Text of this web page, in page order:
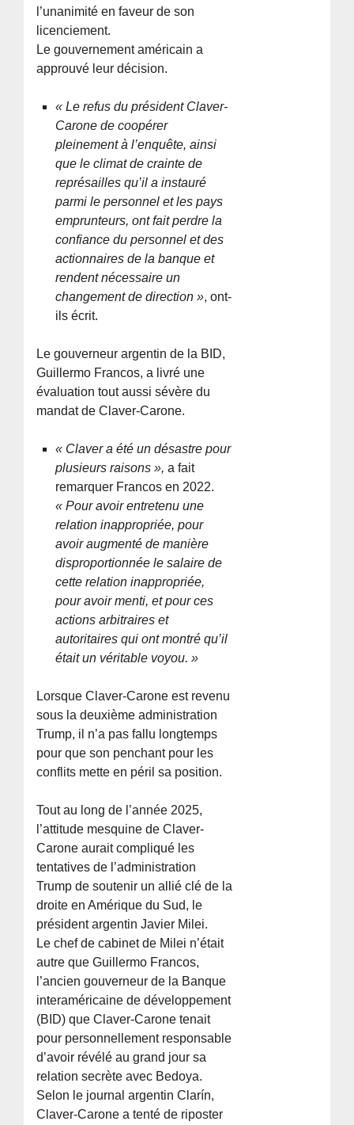
l’unanimité en faveur de son
licenciement.
Le gouvernement américain a
approuvé leur décision.
« Le refus du président Claver-
Carone de coopérer
pleinement à l’enquête, ainsi
que le climat de crainte de
représailles qu’il a instauré
parmi le personnel et les pays
emprunteurs, ont fait perdre la
confiance du personnel et des
actionnaires de la banque et
rendent nécessaire un
changement de direction », ont-
ils écrit.
Le gouverneur argentin de la BID,
Guillermo Francos, a livré une
évaluation tout aussi sévère du
mandat de Claver-Carone.
« Claver a été un désastre pour
plusieurs raisons », a fait
remarquer Francos en 2022.
« Pour avoir entretenu une
relation inappropriée, pour
avoir augmenté de manière
disproportionnée le salaire de
cette relation inappropriée,
pour avoir menti, et pour ces
actions arbitraires et
autoritaires qui ont montré qu’il
était un véritable voyou. »
Lorsque Claver-Carone est revenu
sous la deuxième administration
Trump, il n’a pas fallu longtemps
pour que son penchant pour les
conflits mette en péril sa position.
Tout au long de l’année 2025,
l’attitude mesquine de Claver-
Carone aurait compliqué les
tentatives de l’administration
Trump de soutenir un allié clé de la
droite en Amérique du Sud, le
président argentin Javier Milei.
Le chef de cabinet de Milei n’était
autre que Guillermo Francos,
l’ancien gouverneur de la Banque
interaméricaine de développement
(BID) que Claver-Carone tenait
pour personnellement responsable
d’avoir révélé au grand jour sa
relation secrète avec Bedoya.
Selon le journal argentin Clarín,
Claver-Carone a tenté de riposter